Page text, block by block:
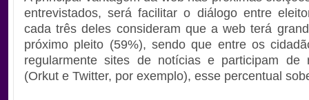
entrevistados, será facilitar o diálogo entre
cada três deles consideram que a web terá
próximo pleito (59%), sendo que entre os
regularmente sites de notícias e participam de
(Orkut e Twitter, por exemplo), esse percentual